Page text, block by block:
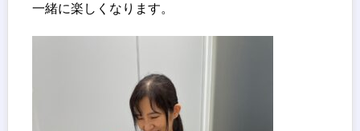
一緒に楽しくなります。